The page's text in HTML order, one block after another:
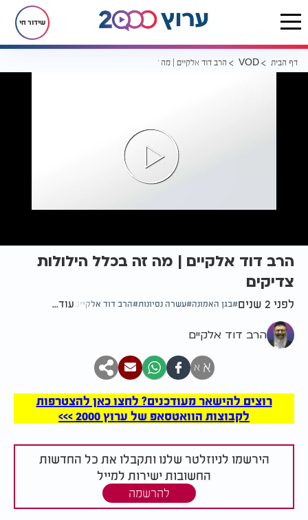
שידור חי
דף הבית VOD הרב דוד אלקיים | מה זה בכלל הילולות צדיקים
הרב דוד אלקיים | מה זה בכלל הילולות
צדיקים
לפני 2 שנים בגן האמונה עשרה נסיונות הרב דוד אלקיים עוד...
הרב דוד אלקיים
א א
רוצים להישאר מעודכנים? לחצו כאן להצטרפות
לקבוצות הוואטסאפ של ערוץ 2000 >>>
הירשמו לניוזלטר שלנו ותקבלו את כל החדשות
החשובות ישירות למייל
להרשמה